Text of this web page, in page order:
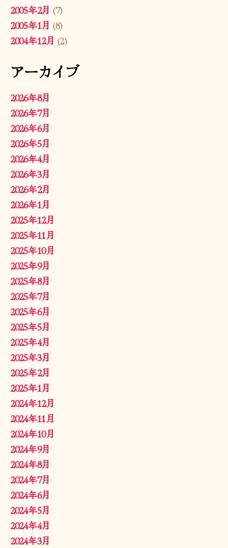
2005年2月 (7)
2005年1月 (8)
2004年12月 (2)
アーカイブ
2026年8月
2026年7月
2026年6月
2026年5月
2026年4月
2026年3月
2026年2月
2026年1月
2025年12月
2025年11月
2025年10月
2025年9月
2025年8月
2025年7月
2025年6月
2025年5月
2025年4月
2025年3月
2025年2月
2025年1月
2024年12月
2024年11月
2024年10月
2024年9月
2024年8月
2024年7月
2024年6月
2024年5月
2024年4月
2024年3月